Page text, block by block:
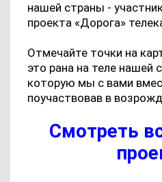
нашей страны -
проекта «Дорога»
Отмечайте точки на
это рана на теле нашей
которую мы с вами
поучаствовав в
Смотреть